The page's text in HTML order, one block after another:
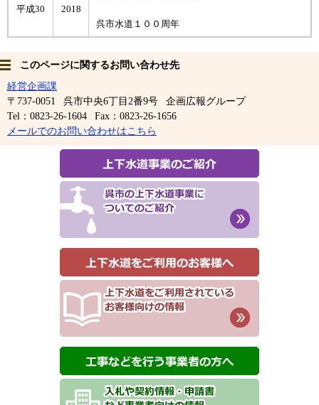
平成30 2018
呉市水道１００周年
このページに関するお問い合わせ先
経営企画課
〒737-0051
呉市中央6丁目2番9号
企画広報グループ
Tel：0823-26-1604
Fax：0823-26-1656
メールでのお問い合わせはこちら